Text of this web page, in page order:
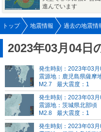
進んでいます
トップ 地震情報 過去の地震情
2023年03月04日
発生時刻：2023年03
震源地：鹿児島県薩摩
M2.7
最大震度：1
発生時刻：2023年03
震源地：茨城県北部頃
M2.8
最大震度：1
発生時刻：2023年03